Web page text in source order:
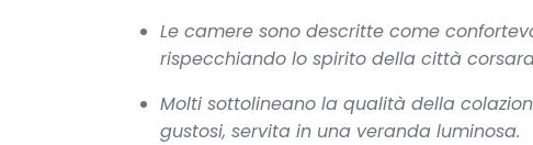
Le camere sono descritte come
rispecchiando lo spirito della città
Molti sottolineano la qualità della
gustosi, servita in una veranda luminosa.